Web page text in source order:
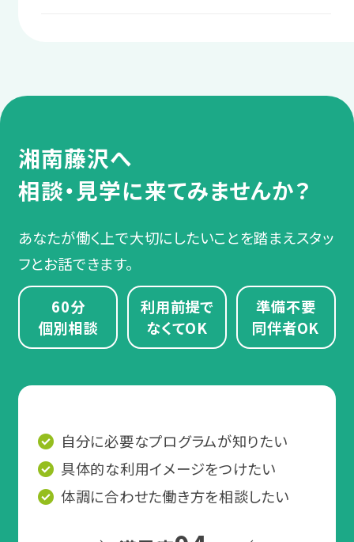
どを、スタッフに相談します。
サポート例
定期面談で、復職後に起きた困りや
悩みを相談し、スタッフが業務量の
調整や不安解消などのサポートをし
ます。
スタッフからのアドバイス
相談ください。あなたのご希望や状
に考えていきましょう！
＼あなたに合った通い方を相談／
まずはお気軽にご相談ください。
精神障害
うつ病・適応障害（適応反応
症）・双極性障害（双極症）・統
合失調症・全般性不安障害
（全般不安症）・てんかん・依存
など
発達障害
ADHD（注意欠如多動症）・
LD/SLD（限局性学習症）など
知的障害 軽度/中等度/重度/最重度
身体障害
聴覚障害・視覚障害・肢体不
害含む）など
「自分は対象になるのかな？」と迷われたら、
まずはお気軽にご相談ください。
湘南藤沢へ
相談・見学に来てみませんか？
あなたが働く上で大切にしたいことを踏まえスタッ
フとお話できます。
60分
個別相談
利用前提で
なくてOK
準備不要
同伴者OK
自分に必要なプログラムが知りたい
具体的な利用イメージをつけたい
体調に合わせた働き方を相談したい